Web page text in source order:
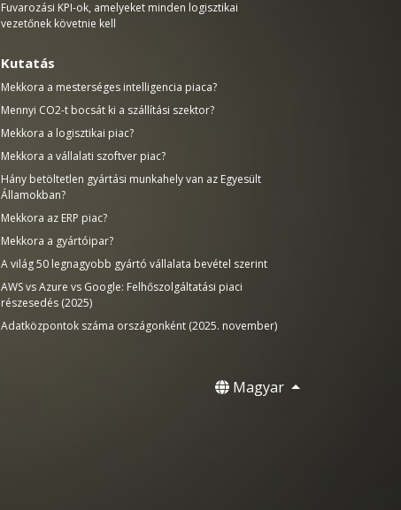
Fuvarozási KPI-ok, amelyeket minden logisztikai
vezetőnek követnie kell
Kutatás
Mekkora a mesterséges intelligencia piaca?
Mennyi CO2-t bocsát ki a szállítási szektor?
Mekkora a logisztikai piac?
Mekkora a vállalati szoftver piac?
Hány betöltetlen gyártási munkahely van az Egyesült
Államokban?
Mekkora az ERP piac?
Mekkora a gyártóipar?
A világ 50 legnagyobb gyártó vállalata bevétel szerint
AWS vs Azure vs Google: Felhőszolgáltatási piaci
részesedés (2025)
Adatközpontok száma országonként (2025. november)
Magyar